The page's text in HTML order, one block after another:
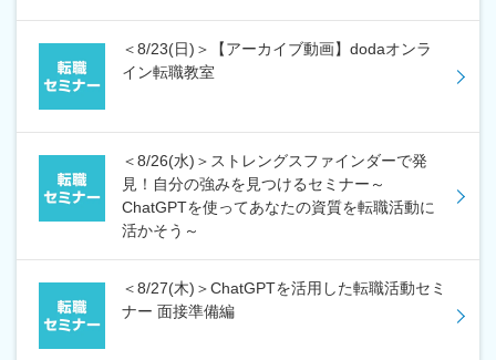
＜8/23(日)＞【アーカイブ動画】dodaオンラ
イン転職教室
＜8/26(水)＞ストレングスファインダーで発
見！自分の強みを見つけるセミナー～
ChatGPTを使ってあなたの資質を転職活動に
活かそう～
＜8/27(木)＞ChatGPTを活用した転職活動セミ
ナー 面接準備編